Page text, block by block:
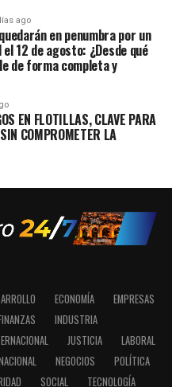
ago
en penumbra por un
12 de agosto: ¿Desde qué
de forma completa y
EN FLOTILLAS, CLAVE PARA
COMPROMETER LA
ECONOMÍA
EMPRESAS
INDUSTRIA
JUSTICIA
LABORAL
NEGOCIOS
POLÍTICA
SOCIAL TECNOLOGÍA